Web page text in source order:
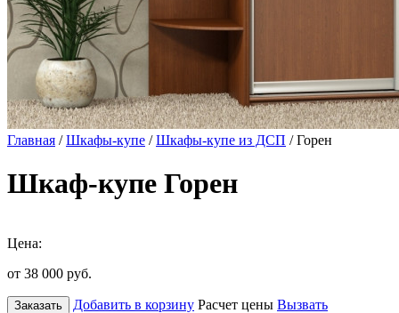
Главная /Шкафы-купе /Шкафы-купе из ДСП / Горен
Шкаф-купе Горен
Цена:
от 38 000 руб.
Заказать Добавить в корзину Расчет цены Вызвать